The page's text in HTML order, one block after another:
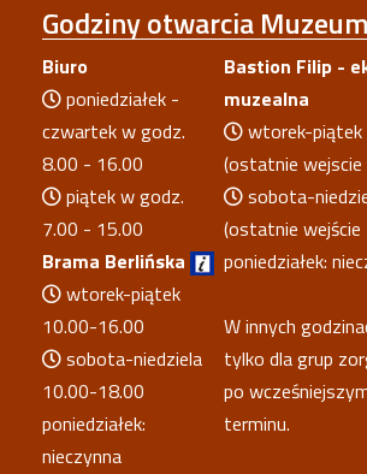
Godzinyotwarcia Muzeum
Biuro
poniedziałek -
czwartek w godz.
8.00 - 16.00
piątek w godz.
7.00 - 15.00
Brama Berlińska
wtorek-piątek
10.00-16.00
sobota-niedziela
10.00-18.00
poniedziałek:
nieczynna
Bastion Filip -
muzealna
wtorek-
(ostatnie wejscie
sobota-
(ostatnie wejście
poniedziałek:
W innych
tylko dla grup
po
terminu.